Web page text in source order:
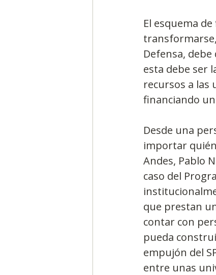
El esquema
Defensa,
esta debe ser
recursos a las
financiando
Desde una
importar
Andes, Pablo
caso del
que prestan
contar con
pueda
empujón del
entre unas